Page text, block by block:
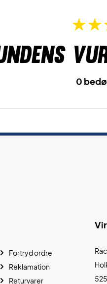
0
Fortryd ordre
Reklamation
Returvarer